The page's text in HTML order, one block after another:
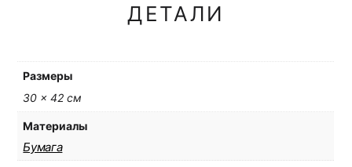
ДЕТАЛИ
Размеры
30 × 42 см
Материалы
Бумага